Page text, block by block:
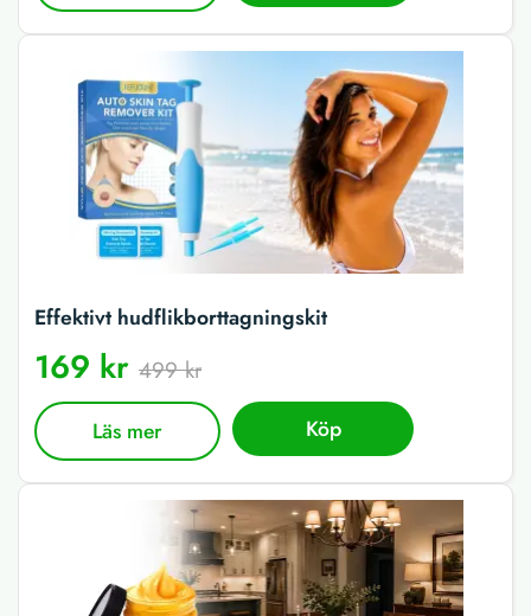
Effektivt hudflikborttagningskit
169 kr 499 kr
Läs mer Köp